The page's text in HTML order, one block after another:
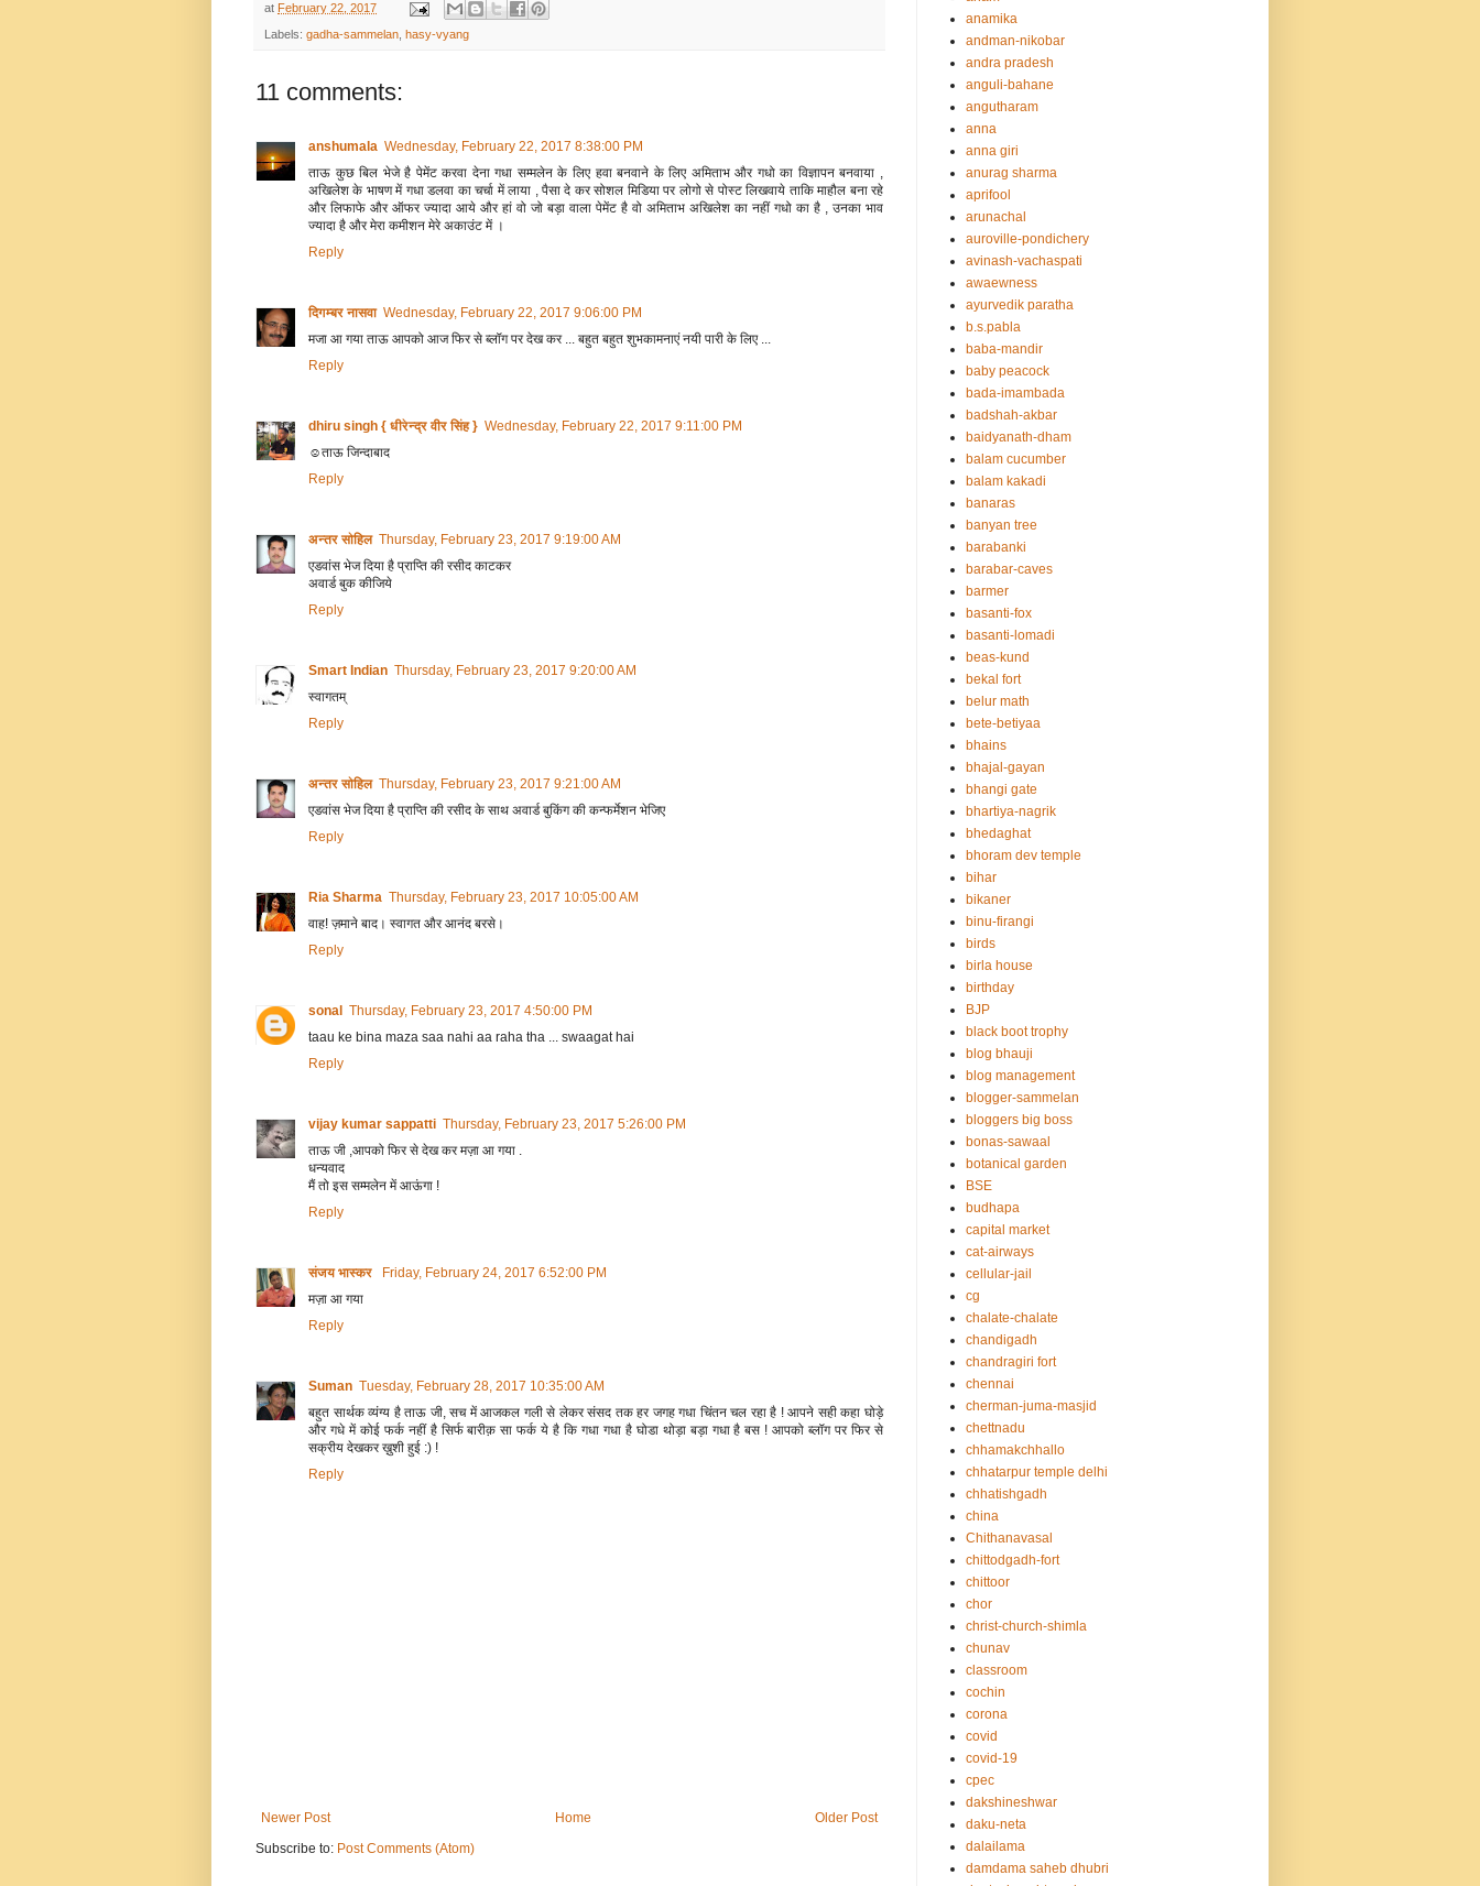
at February 22, 2017
Labels: gadha-sammelan, hasy-vyang
11 comments:
anshumala Wednesday, February 22, 2017 8:38:00 PM
ताऊ कुछ बिल भेजे है पेमेंट करवा देना गधा सम्मलेन के लिए हवा बनवाने के लिए अमिताभ और गधो का विज्ञापन बनवाया ,
अखिलेश के भाषण में गधा डलवा का चर्चा में लाया , पैसा दे कर सोशल मिडिया पर लोगो से पोस्ट लिखवाये ताकि माहौल बना रहे
और लिफाफे और ऑफर ज्यादा आये और हां वो जो बड़ा वाला पेमेंट है वो अमिताभ अखिलेश का नहीं गधो का है , उनका भाव
ज्यादा है और मेरा कमीशन मेरे अकाउंट में ।
Reply
दिगम्बर नासवा Wednesday, February 22, 2017 9:06:00 PM
मजा आ गया ताऊ आपको आज फिर से ब्लॉग पर देख कर ... बहुत बहुत शुभकामनाएं नयी पारी के लिए ...
Reply
dhiru singh { धीरेन्द्र वीर सिंह } Wednesday, February 22, 2017 9:11:00 PM
☺ताऊ जिन्दाबाद
Reply
अन्तर सोहिल Thursday, February 23, 2017 9:19:00 AM
एडवांस भेज दिया है प्राप्ति की रसीद काटकर
अवार्ड बुक कीजिये
Reply
Smart Indian Thursday, February 23, 2017 9:20:00 AM
स्वागतम्
Reply
अन्तर सोहिल Thursday, February 23, 2017 9:21:00 AM
एडवांस भेज दिया है प्राप्ति की रसीद के साथ अवार्ड बुकिंग की कन्फर्मेशन भेजिए
Reply
Ria Sharma Thursday, February 23, 2017 10:05:00 AM
वाह! ज़माने बाद। स्वागत और आनंद बरसे।
Reply
sonal
Thursday, February 23, 2017 4:50:00 PM
taau ke bina maza saa nahi aa raha tha ... swaagat hai
Reply
vijay kumar sappatti Thursday, February 23, 2017 5:26:00 PM
ताऊ जी ,आपको फिर से देख कर मज़ा आ गया .
धन्यवाद
मैं तो इस सम्मलेन में आऊंगा !
Reply
संजय भास्‍कर
Friday, February 24, 2017 6:52:00 PM
मज़ा आ गया
Reply
Suman Tuesday, February 28, 2017 10:35:00 AM
बहुत सार्थक व्यंग्य है ताऊ जी, सच में आजकल गली से लेकर संसद तक हर जगह गधा चिंतन चल रहा है ! आपने सही कहा घोड़े
और गधे में कोई फर्क नहीं है सिर्फ बारीक़ सा फर्क ये है कि गधा गधा है घोडा थोड़ा बड़ा गधा है बस ! आपको ब्लॉग पर फिर से
सक्रीय देखकर ख़ुशी हुई :) !
Reply
Newer Post Older Post
Home
Subscribe to: Post Comments (Atom)
anamika
andman-nikobar
andra pradesh
anguli-bahane
angutharam
anna
anna giri
anurag sharma
aprifool
arunachal
auroville-pondichery
avinash-vachaspati
awaewness
ayurvedik paratha
b.s.pabla
baba-mandir
baby peacock
bada-imambada
badshah-akbar
baidyanath-dham
balam cucumber
balam kakadi
banaras
banyan tree
barabanki
barabar-caves
barmer
basanti-fox
basanti-lomadi
beas-kund
bekal fort
belur math
bete-betiyaa
bhains
bhajal-gayan
bhangi gate
bhartiya-nagrik
bhedaghat
bhoram dev temple
bihar
bikaner
binu-firangi
birds
birla house
birthday
BJP
black boot trophy
blog bhauji
blog management
blogger-sammelan
bloggers big boss
bonas-sawaal
botanical garden
BSE
budhapa
capital market
cat-airways
cellular-jail
cg
chalate-chalate
chandigadh
chandragiri fort
chennai
cherman-juma-masjid
chettnadu
chhamakchhallo
chhatarpur temple delhi
chhatishgadh
china
Chithanavasal
chittodgadh-fort
chittoor
chor
christ-church-shimla
chunav
classroom
cochin
corona
covid
covid-19
cpec
dakshineshwar
daku-neta
dalailama
damdama saheb dhubri